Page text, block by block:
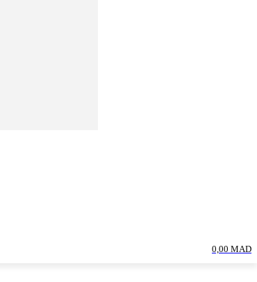
0,00 MAD